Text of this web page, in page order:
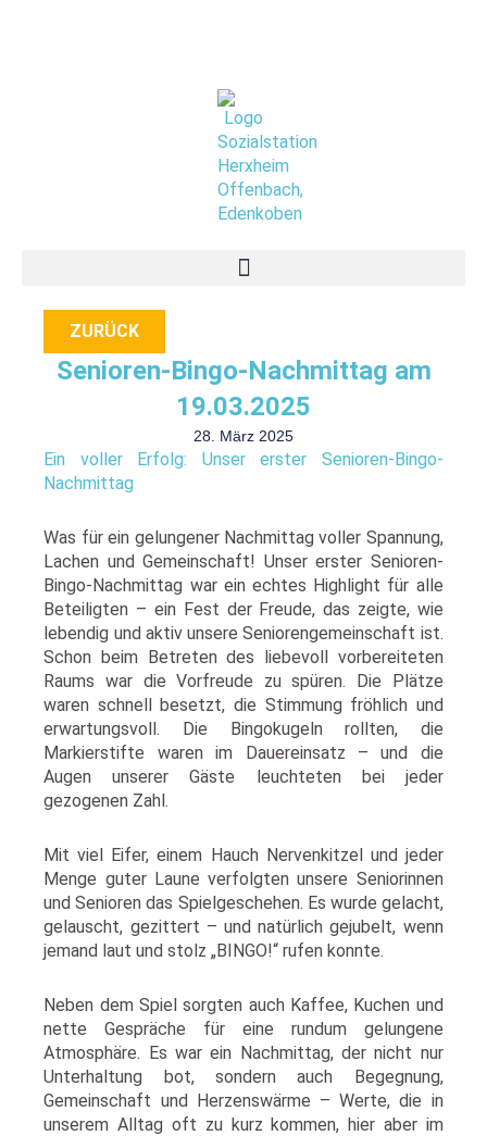
Senioren-Bingo-Nachmittag am
19.03.2025
28. März 2025
Ein voller Erfolg: Unser erster Senioren-Bingo-
Nachmittag
Was für ein gelungener Nachmittag voller Spannung,
Lachen und Gemeinschaft! Unser erster Senioren-
Bingo-Nachmittag war ein echtes Highlight für alle
Beteiligten – ein Fest der Freude, das zeigte, wie
lebendig und aktiv unsere Seniorengemeinschaft ist.
Schon beim Betreten des liebevoll vorbereiteten
Raums war die Vorfreude zu spüren. Die Plätze
waren schnell besetzt, die Stimmung fröhlich und
erwartungsvoll. Die Bingokugeln rollten, die
Markierstifte waren im Dauereinsatz – und die
Augen unserer Gäste leuchteten bei jeder
gezogenen Zahl.
Mit viel Eifer, einem Hauch Nervenkitzel und jeder
Menge guter Laune verfolgten unsere Seniorinnen
und Senioren das Spielgeschehen. Es wurde gelacht,
gelauscht, gezittert – und natürlich gejubelt, wenn
jemand laut und stolz „BINGO!“ rufen konnte.
Neben dem Spiel sorgten auch Kaffee, Kuchen und
nette Gespräche für eine rundum gelungene
Atmosphäre. Es war ein Nachmittag, der nicht nur
Unterhaltung bot, sondern auch Begegnung,
Gemeinschaft und Herzenswärme – Werte, die in
unserem Alltag oft zu kurz kommen, hier aber im